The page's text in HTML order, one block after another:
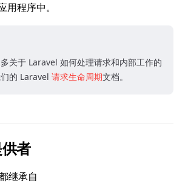
程序中。
关于 Laravel 如何处理请求和内部工作的
的 Laravel 请求生命周期文档。
者
继承自